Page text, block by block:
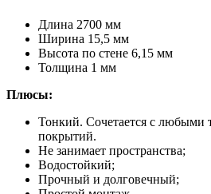
Длина 2700 мм
Ширина 15,5 мм
Высота по стене 6,15 мм
Толщина 1 мм
Плюсы:
Тонкий. Сочетается с любыми
покрытий.
Не занимает пространства;
Водостойкий;
Прочный и долговечный;